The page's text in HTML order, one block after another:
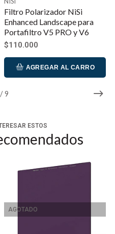
/ 9
Filtro Polarizador NiSi
Enhanced Landscape para
Portafiltro V5 PRO y V6
$110.000
AGREGAR AL CARRO
ESTOS
AGOTADO